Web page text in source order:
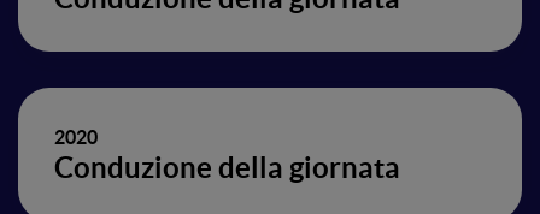
2020
Conduzione della giornata